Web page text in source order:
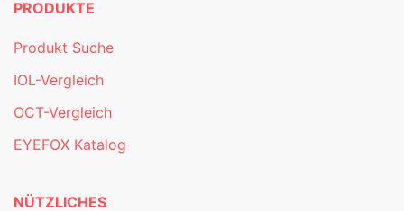
PRODUKTE
Produkt Suche
IOL-Vergleich
OCT-Vergleich
EYEFOX Katalog
NÜTZLICHES